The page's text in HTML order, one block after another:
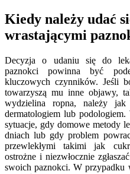
Kiedy należy udać
wrastającymi
Decyzja o udaniu się do
paznokci powinna być
kluczowych czynników. Jeśli
towarzyszą mu inne objawy,
wydzielina ropna, należy
dermatologiem lub
sytuacje, gdy domowe metody
dniach lub gdy problem
przewlekłymi takimi jak
ostrożne i niezwłocznie
swoich paznokci. W przypadku